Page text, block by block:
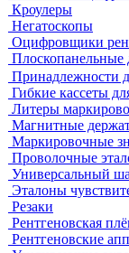
Секундомеры
Расходные
измерительного
Измерительный
Радиационный
Проявочные
Денситометры
Дозиметры
Импульсные
Комплексы
Кроулеры
Негатоскопы